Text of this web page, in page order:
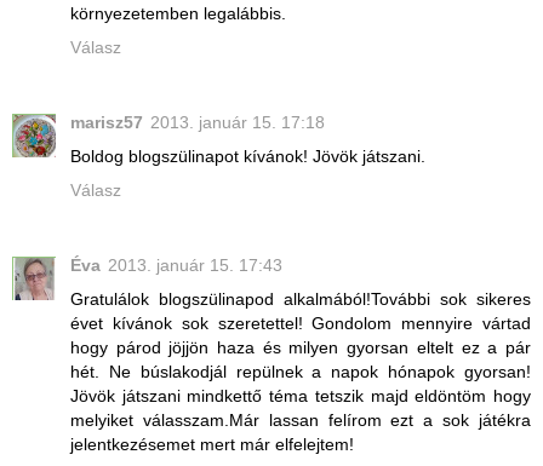
környezetemben legalábbis.
Válasz
marisz57 2013. január 15. 17:18
Boldog blogszülinapot kívánok! Jövök játszani.
Válasz
Éva 2013. január 15. 17:43
Gratulálok blogszülinapod alkalmából!További sok sikeres
évet kívánok sok szeretettel! Gondolom mennyire vártad
hogy párod jöjjön haza és milyen gyorsan eltelt ez a pár
hét. Ne búslakodjál repülnek a napok hónapok gyorsan!
Jövök játszani mindkettő téma tetszik majd eldöntöm hogy
melyiket válasszam.Már lassan felírom ezt a sok játékra
jelentkezésemet mert már elfelejtem!